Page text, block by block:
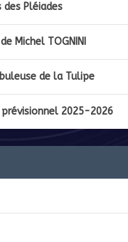
des Pléiades
Michel TOGNINI
de la Tulipe
prévisionnel 2025-2026